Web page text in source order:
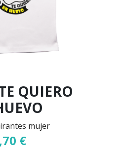
QUIERO
mujer
€